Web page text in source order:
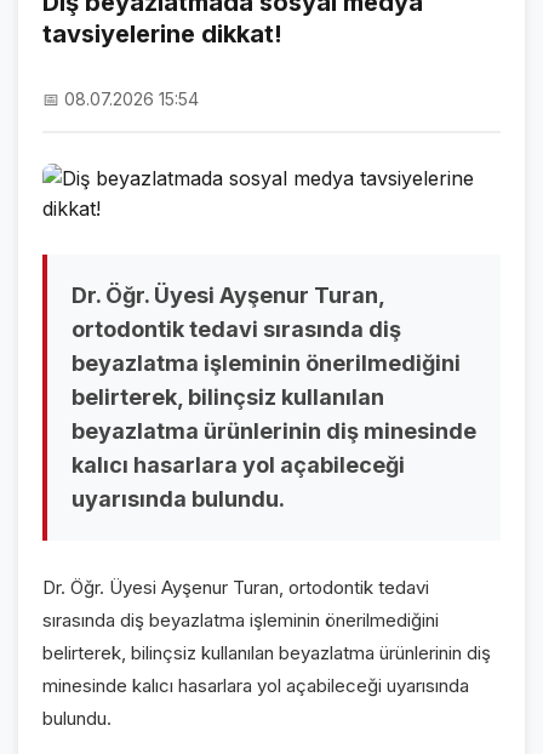
NAMAZ VAKİTLERİ
KRİPTO PARALAR
SON DAKİKA
VİDEO GALERİ
FOTO GALERİ
GALERİLER
FOTO GALERİ
KURUMSAL
tavsiyelerine dikkat!
📅 08.07.2026 15:54
Dr. Öğr. Üyesi Ayşenur Turan,
ortodontik tedavi sırasında diş
beyazlatma işleminin önerilmediğini
belirterek, bilinçsiz kullanılan
beyazlatma ürünlerinin diş minesinde
kalıcı hasarlara yol açabileceği
uyarısında bulundu.
Dr. Öğr. Üyesi Ayşenur Turan, ortodontik tedavi
sırasında diş beyazlatma işleminin önerilmediğini
belirterek, bilinçsiz kullanılan beyazlatma ürünlerinin diş
minesinde kalıcı hasarlara yol açabileceği uyarısında
bulundu.